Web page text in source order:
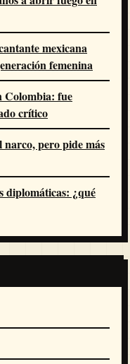
mexicana
femenina
Colombia: fue
crítico
narco, pero pide más
diplomáticas: ¿qué